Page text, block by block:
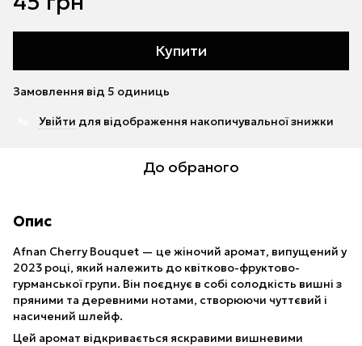
Купити
Замовлення від 5 одиниць
Увійти для відображення накопичувальної знижки
До обраного
Опис
Afnan Cherry Bouquet — це жіночий аромат, випущений у
2023 році, який належить до квітково-фруктово-
гурманської групи. Він поєднує в собі солодкість вишні з
пряними та деревними нотами, створюючи чуттєвий і
насичений шлейф.
Цей аромат відкривається яскравими вишневими